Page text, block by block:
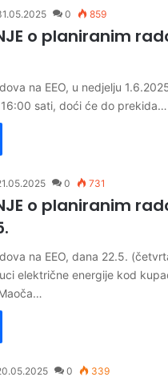
0 859
o planiranim
na EEO, u nedjelju
sati, doći će do prekida…
0 731
o planiranim
na EEO, dana 22.5.
električne energije kod
0 339